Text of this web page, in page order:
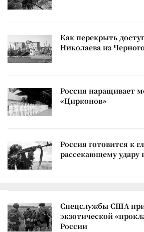
Как перекрыть
Николаева из
Россия наращивает
«Цирконов»
Россия готовится к
рассекающему удару
Спецслужбы США
экзотической
России